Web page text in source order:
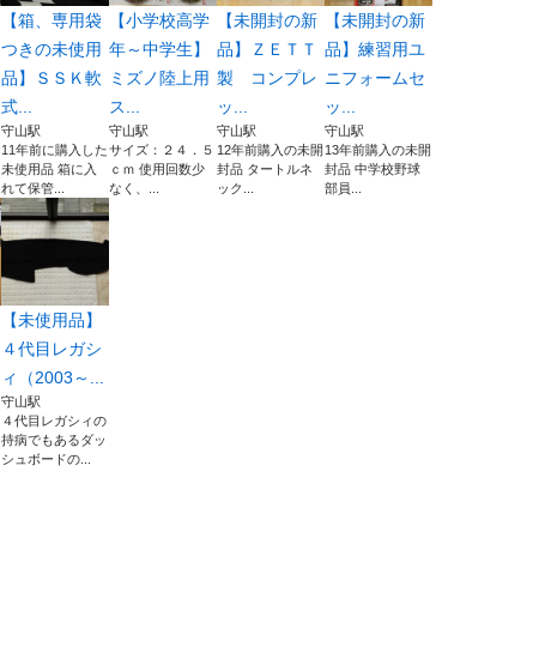
【箱、専用袋
つきの未使用
品】ＳＳＫ軟
式...
守山駅
11年前に購入した
未使用品 箱に入
れて保管...
【小学校高学
年～中学生】
ミズノ陸上用
ス...
守山駅
サイズ：２４．５
ｃｍ 使用回数少
なく、...
【未開封の新
品】ＺＥＴＴ
製 コンプレ
ッ...
守山駅
12年前購入の未開
封品 タートルネ
ック...
【未開封の新
品】練習用ユ
ニフォームセ
ッ...
守山駅
13年前購入の未開
封品 中学校野球
部員...
【未使用品】
４代目レガシ
ィ（2003～...
守山駅
４代目レガシィの
持病でもあるダッ
シュボードの...